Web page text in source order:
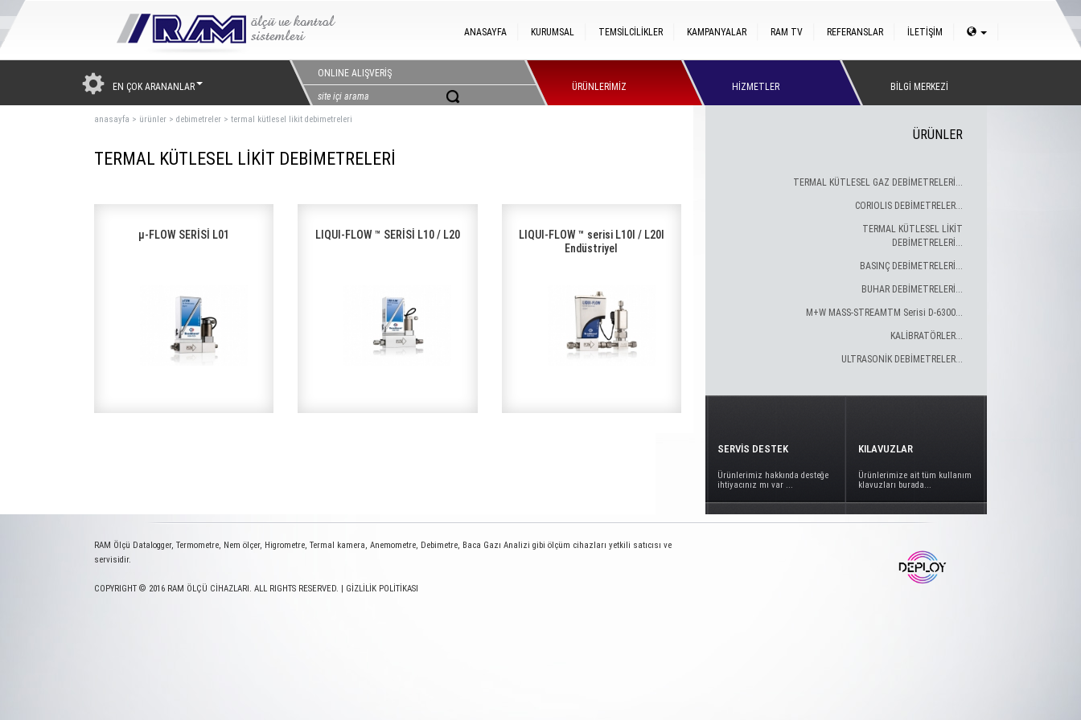
İLETİŞİM
REFERANSLAR
RAM TV
KAMPANYALAR
TEMSİLCİLİKLER
KURUMSAL
ANASAYFA
EN ÇOK ARANANLAR
ONLINE ALIŞVERİŞ
ÜRÜNLERİMİZ
HİZMETLER BİLGİ MERKEZİ
anasayfa > ürünler > debimetreler > termal kütlesel likit debimetreleri
TERMAL KÜTLESEL LİKİT DEBİMETRELERİ
μ-FLOW SERİSİ L01 LIQUI-FLOW ™ SERİSİ L10 / L20
LIQUI-FLOW ™ serisi L10I / L20I
Endüstriyel
ÜRÜNLER
TERMAL KÜTLESEL GAZ DEBİMETRELERİ...
CORIOLIS DEBİMETRELER...
TERMAL KÜTLESEL LİKİT
DEBİMETRELERİ...
BASINÇ DEBİMETRELERİ...
BUHAR DEBİMETRELERİ...
M+W MASS-STREAMTM Serisi D-6300...
KALİBRATÖRLER...
ULTRASONİK DEBİMETRELER...
SERVİS DESTEK
Ürünlerimiz hakkında desteğe
ihtiyacınız mı var ...
KILAVUZLAR
Ürünlerimize ait tüm kullanım
klavuzları burada...
RAM Ölçü Datalogger, Termometre, Nem ölçer, Higrometre, Termal kamera, Anemometre, Debimetre, Baca Gazı Analizi gibi ölçüm cihazları yetkili satıcısı ve
servisidir.
COPYRIGHT © 2016 RAM ÖLÇÜ CİHAZLARI. ALL RIGHTS RESERVED. | GİZLİLİK POLİTİKASI
www.deploy.com.tr